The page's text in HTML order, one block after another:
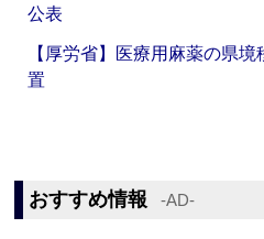
公表
【厚労省】医療用麻薬の県
置
おすすめ情報 ‐AD‐